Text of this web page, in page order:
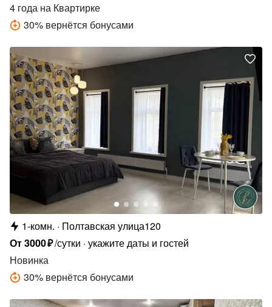
4 года на Квартирке
30% вернётся бонусами
1-комн.
Полтавская улица120
От3000₽/сутки укажите даты и гостей
Новинка
30% вернётся бонусами